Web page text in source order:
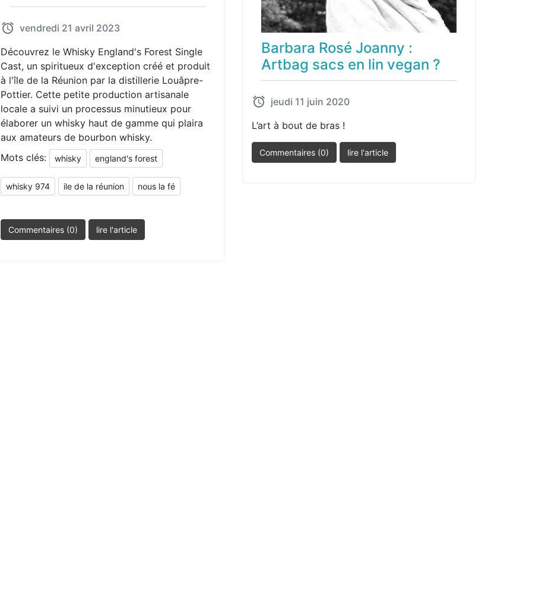
vendredi 21 avril 2023
Découvrez le Whisky England's Forest Single
Cast, un spiritueux d'exception créé et produit
à l'île de la Réunion par la distillerie Louâpre-
Pottier. Cette petite production artisanale
locale a suivi un processus minutieux pour
élaborer un whisky haut de gamme qui plaira
aux amateurs de bourbon whisky.
Mots clés:
whisky england's forest
whisky 974 ile de la réunion nous la fé
Commentaires (0) lire l'article
Barbara Rosé Joanny :
Artbag sacs en lin vegan ?
jeudi 11 juin 2020
L’art à bout de bras !
Commentaires (0) lire l'article